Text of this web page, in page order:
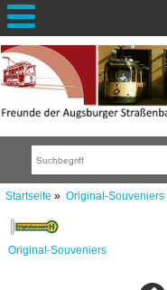
Startseite » Original-Souveniers
Original-Souveniers